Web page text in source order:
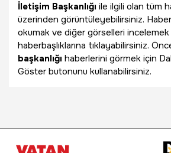
İletişim Başkanlığı ile ilgili olan tüm
üzerinden görüntüleyebilirsiniz.
okumak ve diğer görselleri incelemek
haberbaşlıklarına tıklayabilirsiniz.
başkanlığı haberlerini görmek için
Göster butonunu kullanabilirsiniz.